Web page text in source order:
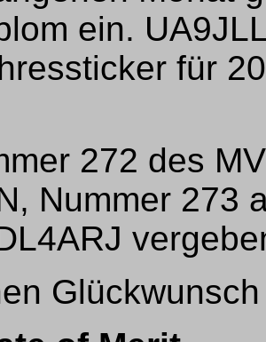
ein.
für
272 des
Nummer 273